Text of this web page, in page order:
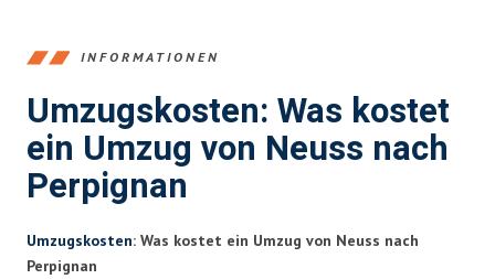
INFORMATIONEN
Umzugskosten: Was kostet
ein Umzug von Neuss nach
Perpignan
Umzugskosten: Was kostet ein Umzug von Neuss nach
Perpignan